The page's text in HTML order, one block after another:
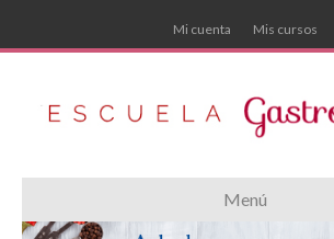
Mi cuenta Mis cursos
Menú